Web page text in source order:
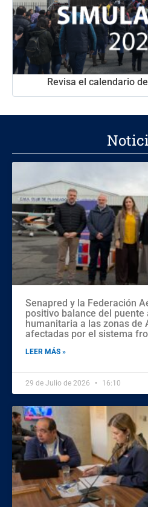
Revisa el calendario
Senapred y la Federación
positivo balance del puente
humanitaria a las zonas de
afectadas por el sistema
LEER MÁS »
29 de Julio de 2026 16:10